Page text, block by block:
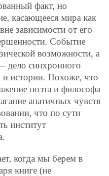
факт, но
касающееся мира как
зависимости от его
Событие
возможности, а
дело синхронного
истории. Похоже, что
поэта и философа
апатичных чувств
что по сути
институт
когда мы берем в
книге (не